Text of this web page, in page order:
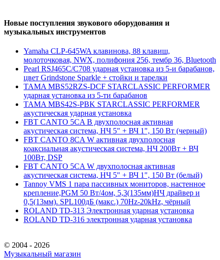
Новые поступления звукового оборудования и
музыкальных инструментов
Yamaha CLP-645WA клавинова, 88 клавиш,
молоточковая, NWX, полифония 256, тембр 36, Bluetooth
Pearl RSJ465C/C708 ударная установка из 5-и барабанов,
цвет Grindstone Sparkle + стойки и тарелки
TAMA MBS52RZS-DCF STARCLASSIC PERFORMER
ударная установка из 5-ти барабанов
TAMA MBS42S-PBK STARCLASSIC PERFORMER
акустическая ударная установка
FBT CANTO 5CA B двухполосная активная
акустическая система, НЧ 5" + ВЧ 1", 150 Вт (черный)
FBT CANTO 8CA W активная двухполосная
коаксиальная акустическая система, НЧ 200Вт + ВЧ
100Вт, DSP
FBT CANTO 5CA W двухполосная активная
акустическая система, НЧ 5" + ВЧ 1", 150 Вт (белый)
Tannoy VMS 1 пара пассивных мониторов, настенное
крепление,PGM 50 Вт/4ом, 5,3(135мм)НЧ драйвер и
0,5(13мм). SPL100дБ (макс.) 70Hz-20kHz, чёрный
ROLAND TD-313 Электронная ударная установка
ROLAND TD-316 электронная ударная установка
© 2004 - 2026
Музыкальный магазин